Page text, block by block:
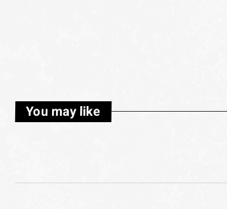
You may like